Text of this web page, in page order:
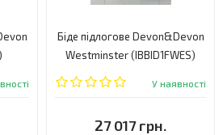
Біде підлогове Devon&Devon
Westminster (IBBID1FWES)
У наявності
27 017 грн.